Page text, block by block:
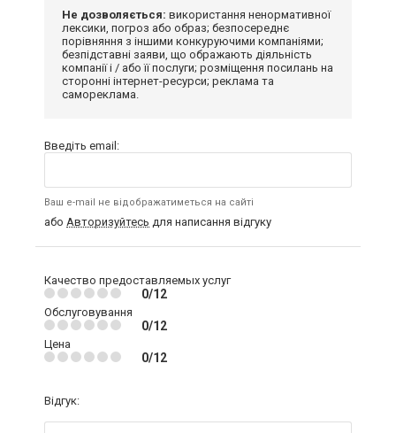
Не дозволяється: використання ненормативної
лексики, погроз або образ; безпосереднє
порівняння з іншими конкуруючими компаніями;
безпідставні заяви, що ображають діяльність
компанії і / або її послуги; розміщення посилань на
сторонні інтернет-ресурси; реклама та
самореклама.
Введіть email:
Ваш e-mail не відображатиметься на сайті
або Авторизуйтесь для написання відгуку
Качество предоставляемых услуг
0/12
Обслуговування
0/12
Цена
0/12
Відгук: